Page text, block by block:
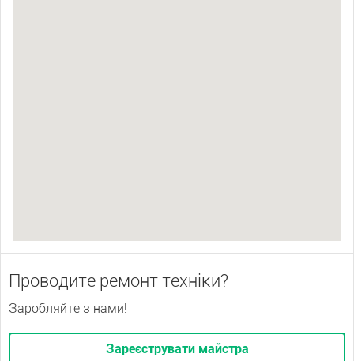
Проводите ремонт техніки?
Заробляйте з нами!
Зареєструвати майстра